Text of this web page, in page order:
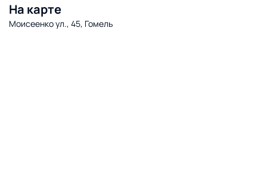
На карте
Моисеенко ул., 45, Гомель